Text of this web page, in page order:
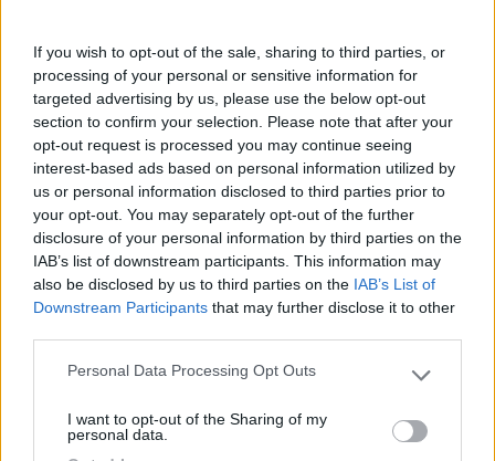
If you wish to opt-out of the sale, sharing to third parties, or
processing of your personal or sensitive information for
targeted advertising by us, please use the below opt-out
section to confirm your selection. Please note that after your
opt-out request is processed you may continue seeing
interest-based ads based on personal information utilized by
us or personal information disclosed to third parties prior to
your opt-out. You may separately opt-out of the further
disclosure of your personal information by third parties on the
IAB’s list of downstream participants. This information may
also be disclosed by us to third parties on the IAB’s List of
Downstream Participants that may further disclose it to other
Please note that this website/app uses one or more Google
not limited to your visit or usage behaviour. You may click to
grant or deny consent to Google and its third-party tags to
Personal Data Processing Opt Outs
I want to opt-out of the Sharing of my
personal data.
Il problema non è la gente che non comprende ma la gente che giudica quello
che nemmeno comprende
Modificato da Grinza il 10/02/2019 alle 19:25:03
ik6Amo
-
Inserito il 10/02/2019 alle: 19:29:20
In risposta al messaggio diGrinzadel10/02/2019alle19:16:01
grazie ho trovato la discussione (e non credo di mettere diodi) grazie
Se vuoi un consiglio, monta i diodi. Se cerchi trovi anche come
___________________________________/